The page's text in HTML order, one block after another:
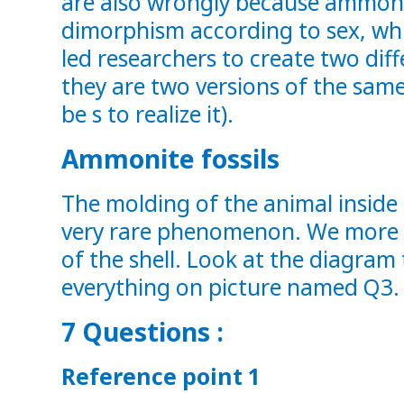
dimorphism according to sex,
led researchers to create two
they are two versions of the
be s to realize it).
Ammonite fossils
The molding of the animal
very rare phenomenon. We
of the shell. Look at the
everything on picture named Q3.
7 Questions :
Reference point 1